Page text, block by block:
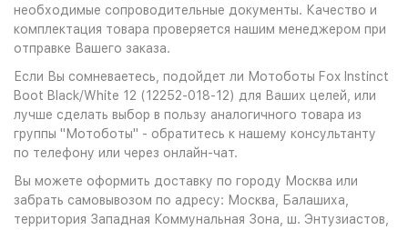
необходимые сопроводительные документы. Качество и
комплектация товара проверяется нашим менеджером при
отправке Вашего заказа.
Если Вы сомневаетесь, подойдет ли Мотоботы Fox Instinct
Boot Black/White 12 (12252-018-12) для Ваших целей, или
лучше сделать выбор в пользу аналогичного товара из
группы "Мотоботы" - обратитесь к нашему консультанту
по телефону или через онлайн-чат.
Вы можете оформить доставку по городу Москва или
забрать самовывозом по адресу: Москва, Балашиха,
территория Западная Коммунальная Зона, ш. Энтузиастов,